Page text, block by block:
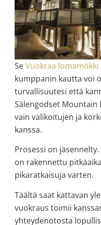
SeVuokraa lomamökki
kumppanin kautta voi
turvallisuutesi että
Sälengodset Mountain
vain valikoitujen ja
kanssa.
Prosessi on
on rakennettu
pikaratkaisuja varten.
Täältä saat kattavan
vuokraus toimii
yhteydenotosta